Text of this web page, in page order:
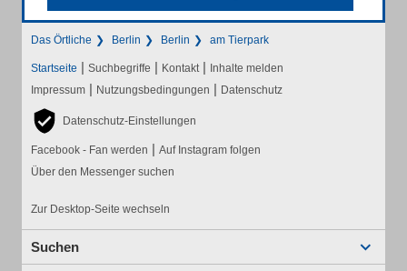
Das Örtliche Berlin Berlin am Tierpark
Startseite | Suchbegriffe | Kontakt | Inhalte melden
Impressum | Nutzungsbedingungen | Datenschutz
Datenschutz-Einstellungen
Facebook - Fan werden | Auf Instagram folgen
Über den Messenger suchen
Zur Desktop-Seite wechseln
Suchen